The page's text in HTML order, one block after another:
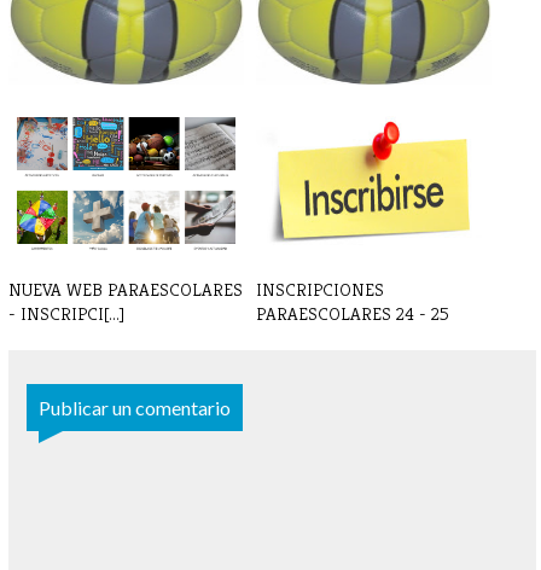
BALONMANO - Partido sábado
15/2
BALONMANO - Crónica y
resultado 4 d[...]
NUEVA WEB PARAESCOLARES
- INSCRIPCI[...]
INSCRIPCIONES
PARAESCOLARES 24 - 25
Publicar un comentario